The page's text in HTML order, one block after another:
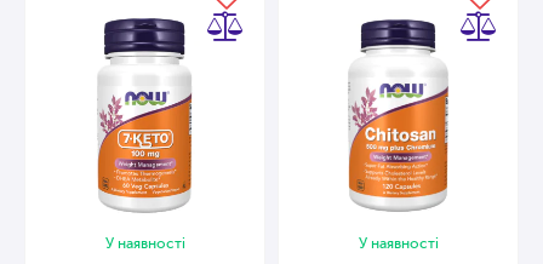
У наявності
У наявності